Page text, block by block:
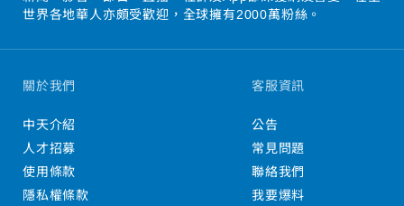
世界各地華人亦頗受歡迎，全球擁有2000萬粉絲。
關於我們
中天介紹
人才招募
使用條款
隱私權條款
客服資訊
公告
常見問題
聯絡我們
我要爆料